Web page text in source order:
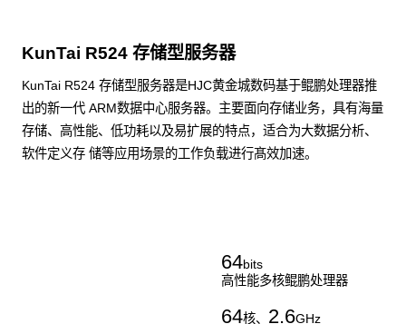
KunTai R524 存储型服务器
KunTai R524 存储型服务器是HJC黄金城数码基于鲲鹏处理器推
出的新一代 ARM数据中心服务器。主要面向存储业务，具有海量
存储、高性能、低功耗以及易扩展的特点，适合为大数据分析、
软件定义存 储等应用场景的工作负载进行髙效加速。
64bits
高性能多核鲲鹏处理器
64核、 2.6GHz